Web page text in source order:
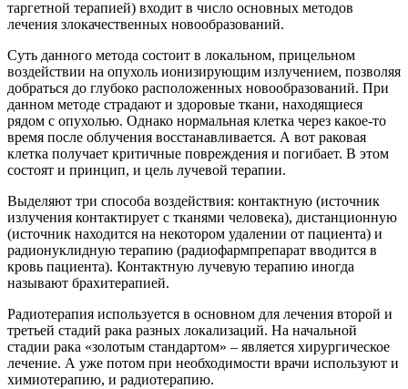
таргетной терапией) входит в число основных методов
лечения злокачественных новообразований.
Суть данного метода состоит в локальном, прицельном
воздействии на опухоль ионизирующим излучением, позволяя
добраться до глубоко расположенных новообразований. При
данном методе страдают и здоровые ткани, находящиеся
рядом с опухолью. Однако нормальная клетка через какое-то
время после облучения восстанавливается. А вот раковая
клетка получает критичные повреждения и погибает. В этом
состоят и принцип, и цель лучевой терапии.
Выделяют три способа воздействия: контактную (источник
излучения контактирует с тканями человека), дистанционную
(источник находится на некотором удалении от пациента) и
радионуклидную терапию (радиофармпрепарат вводится в
кровь пациента). Контактную лучевую терапию иногда
называют брахитерапией.
Радиотерапия используется в основном для лечения второй и
третьей стадий рака разных локализаций. На начальной
стадии рака «золотым стандартом» – является хирургическое
лечение. А уже потом при необходимости врачи используют и
химиотерапию, и радиотерапию.